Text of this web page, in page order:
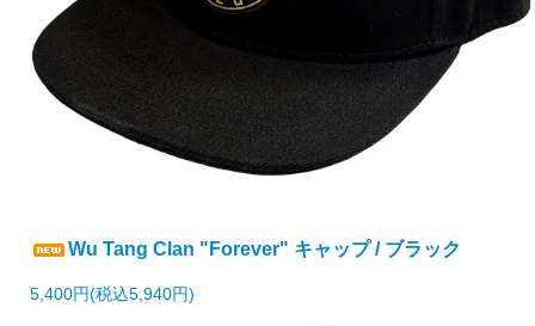
Wu Tang Clan "Forever" キャップ / ブラック
5,400円(税込5,940円)